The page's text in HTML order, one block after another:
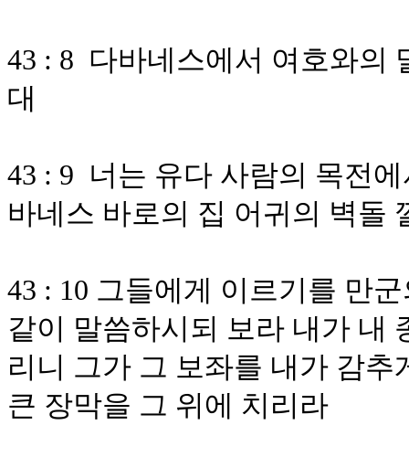
43 : 8 다바네스에서 여호와의
대
43 : 9 너는 유다 사람의 목전
바네스 바로의 집 어귀의 벽돌
43 : 10 그들에게 이르기를 만
같이 말씀하시되 보라 내가 내
리니 그가 그 보좌를 내가 감
큰 장막을 그 위에 치리라